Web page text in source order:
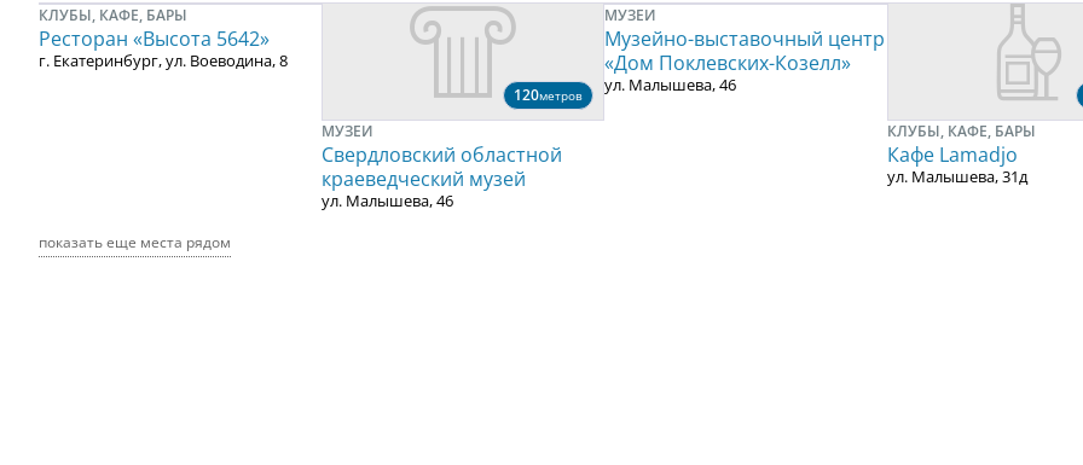
КЛУБЫ, КАФЕ, БАРЫ
Ресторан «Высота 5642»
г. Екатеринбург, ул. Воеводина, 8
120метров
МУЗЕИ
Свердловский областной
краеведческий музей
ул. Малышева, 46
МУЗЕИ
Музейно-выставочный центр
«Дом Поклевских-Козелл»
ул. Малышева, 46
КЛУБЫ, КАФЕ, БАРЫ
Кафе Lamadjo
ул. Малышева, 31д
показать еще места рядом